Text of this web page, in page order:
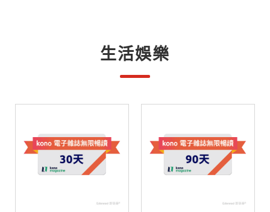
生活娛樂